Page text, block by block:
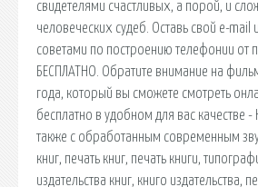
свидетелями счастливых, а порой, и
человеческих судеб. Оставь свой e-mail
советами по построению телефонии от
БЕСПЛАТНО. Обратите внимание на
года, который вы сможете смотреть
бесплатно в удобном для вас качестве
также с обработанным современным
книг, печать книг, печать книги,
издательства книг, книго издательства,